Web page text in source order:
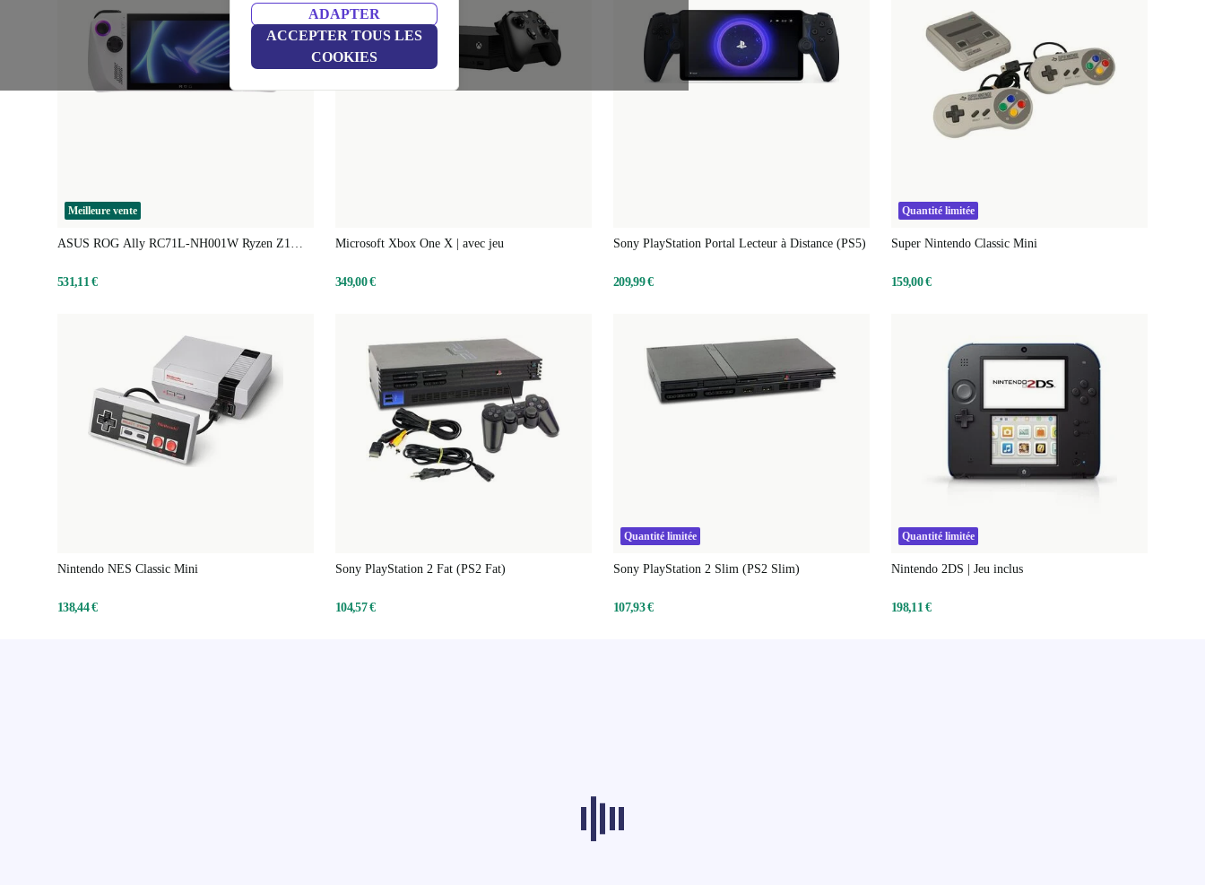
ADAPTER
ACCEPTER TOUS LES
COOKIES
Meilleure vente
ASUS ROG Ally RC71L-NH001W Ryzen Z1
531,11 €
Microsoft Xbox One X | avec jeu
349,00 €
Sony PlayStation Portal Lecteur à Distance (PS5)
209,99 €
Quantité limitée
Super Nintendo Classic Mini
159,00 €
Nintendo NES Classic Mini
138,44 €
Sony PlayStation 2 Fat (PS2 Fat)
104,57 €
Quantité limitée
Sony PlayStation 2 Slim (PS2 Slim)
107,93 €
Quantité limitée
Nintendo 2DS | Jeu inclus
198,11 €